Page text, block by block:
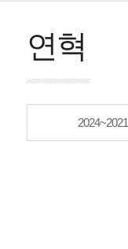
연혁
2024~2021